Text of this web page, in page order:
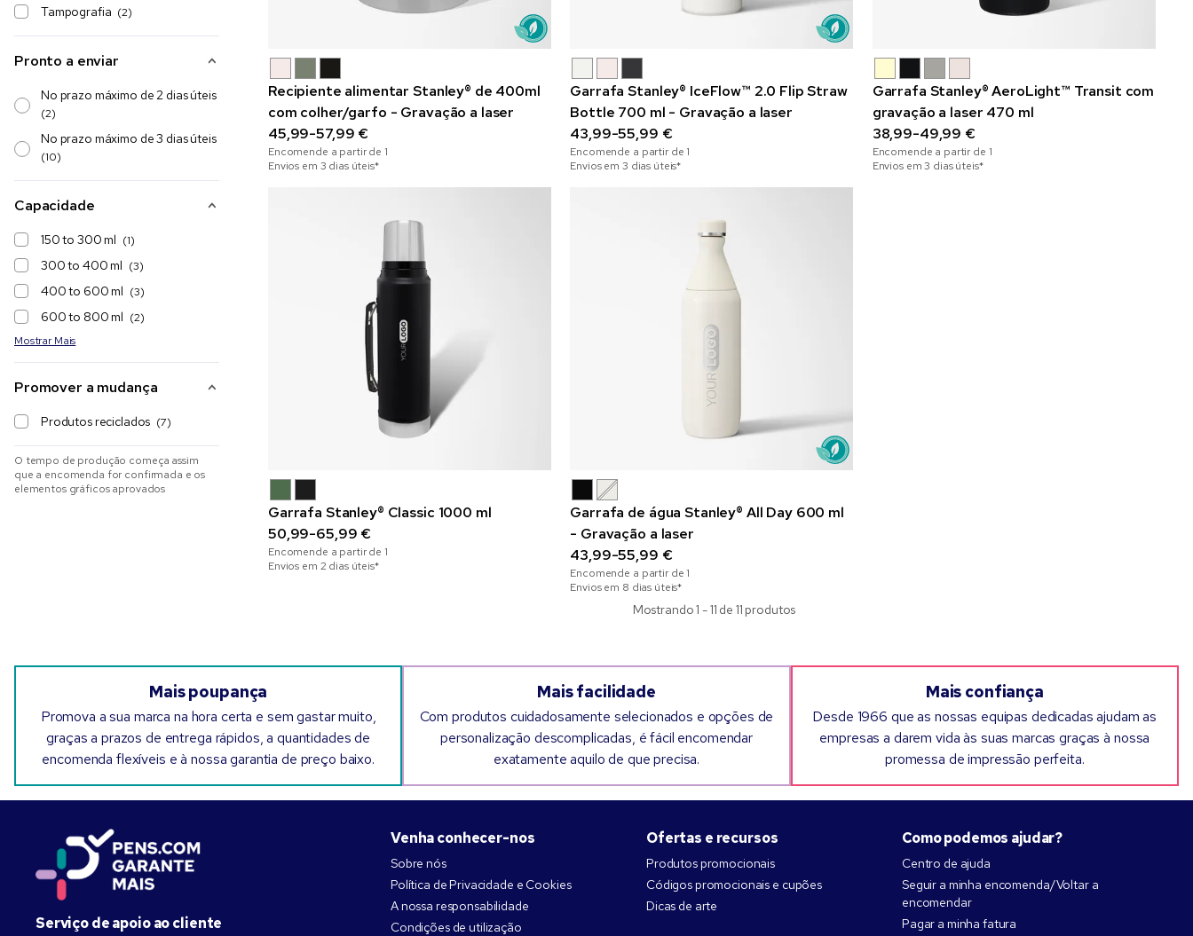
Tampografia (2)
Pronto a enviar
No prazo máximo de 2 dias úteis
(2)
No prazo máximo de 3 dias úteis
(10)
Capacidade
150 to 300 ml (1)
300 to 400 ml (3)
400 to 600 ml (3)
600 to 800 ml (2)
Mostrar Mais
Promover a mudança
Produtos reciclados (7)
O tempo de produção começa assim
que a encomenda for confirmada e os
elementos gráficos aprovados
Recipiente alimentar Stanley® de 400ml
com colher/garfo - Gravação a laser
45,99-57,99 €
Encomende a partir de 1
Envios em 3 dias úteis*
Garrafa Stanley® IceFlow™ 2.0 Flip Straw
Bottle 700 ml - Gravação a laser
43,99-55,99 €
Encomende a partir de 1
Envios em 3 dias úteis*
Garrafa Stanley® AeroLight™ Transit com
gravação a laser 470 ml
38,99-49,99 €
Encomende a partir de 1
Envios em 3 dias úteis*
Garrafa Stanley® Classic 1000 ml
50,99-65,99 €
Encomende a partir de 1
Envios em 2 dias úteis*
Garrafa de água Stanley® All Day 600 ml
- Gravação a laser
43,99-55,99 €
Encomende a partir de 1
Envios em 8 dias úteis*
Mostrando 1 - 11 de 11 produtos
Mais poupança
Promova a sua marca na hora certa e sem gastar muito,
graças a prazos de entrega rápidos, a quantidades de
encomenda flexíveis e à nossa garantia de preço baixo.
Mais facilidade
Com produtos cuidadosamente selecionados e opções de
personalização descomplicadas, é fácil encomendar
exatamente aquilo de que precisa.
Mais confiança
Desde 1966 que as nossas equipas dedicadas ajudam as
empresas a darem vida às suas marcas graças à nossa
promessa de impressão perfeita.
Serviço de apoio ao cliente
Venha conhecer-nos
Sobre nós
Política de Privacidade e Cookies
A nossa responsabilidade
Condições de utilização
Ofertas e recursos
Produtos promocionais
Códigos promocionais e cupões
Dicas de arte
Como podemos ajudar?
Centro de ajuda
Seguir a minha encomenda/Voltar a
encomendar
Pagar a minha fatura